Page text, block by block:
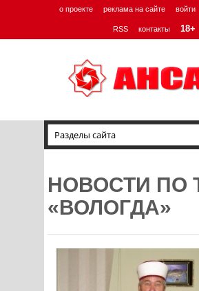
о проекте реклама на сайте войти
RSS контакты 18+
НОВОСТИ ПО
«ВОЛОГДА»